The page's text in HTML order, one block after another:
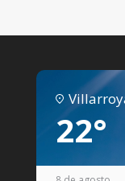
22°